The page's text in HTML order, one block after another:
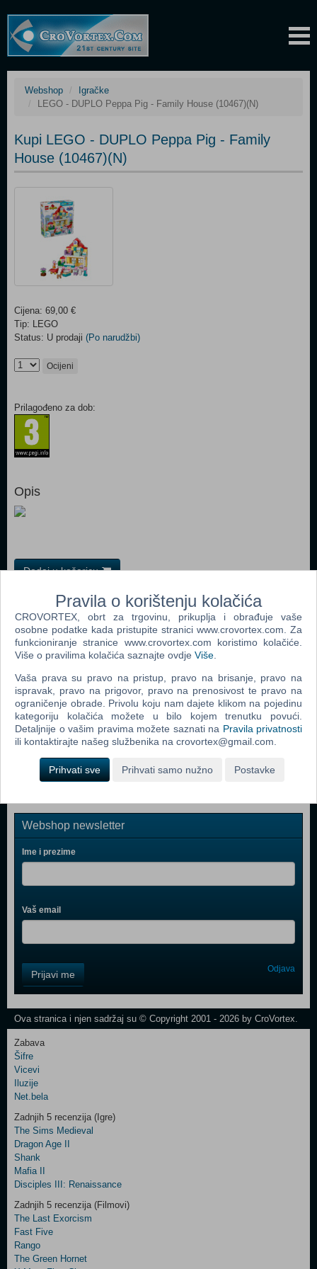
Webshop
Igračke
LEGO - DUPLO Peppa Pig - Family House (10467)(N)
Kupi LEGO - DUPLO Peppa Pig - Family
House (10467)(N)
Cijena: 69,00 €
Tip: LEGO
Status: U prodaji (Po narudžbi)
Ocijeni
Prilagođeno za dob:
Opis
Dodaj u košaricu
Popularno
LEGO Duplo Osnovne kocke 6176
LEGO Policijska postaja 60047
LEGO Duplo Kreativna kutija za slaganje 10618
LEGO Vatrogasna postaja 60004
LEGO Delfinov kruzer 41015
LEGO Duplo luksuzna kutija zabave 10580
Webshop newsletter
Ime i prezime
Vaš email
Field
One
Control
Two
Newsletter
Control
Field
Three
Prijavi me Odjava
Ova stranica i njen sadržaj su © Copyright 2001 - 2026 by CroVortex.
Zabava
Šifre
Vicevi
Iluzije
Net.bela
Zadnjih 5 recenzija (Igre)
The Sims Medieval
Dragon Age II
Shank
Mafia II
Disciples III: Renaissance
Zadnjih 5 recenzija (Filmovi)
The Last Exorcism
Fast Five
Rango
The Green Hornet
Pravila o korištenju kolačića
CROVORTEX, obrt za trgovinu, prikuplja i obrađuje vaše
osobne podatke kada pristupite stranici www.crovortex.com. Za
funkcioniranje stranice www.crovortex.com koristimo kolačiće.
Više o pravilima kolačića saznajte ovdje Više
Vaša prava su pravo na pristup, pravo na brisanje, pravo na
ispravak, pravo na prigovor, pravo na prenosivost te pravo na
ograničenje obrade. Privolu koju nam dajete klikom na pojedinu
kategoriju kolačića možete u bilo kojem trenutku povući.
Detaljnije o vašim pravima možete saznati na Pravila privatnosti
ili kontaktirajte našeg službenika na crovortex@gmail.com.
Prihvati sve Prihvati samo nužno Postavke